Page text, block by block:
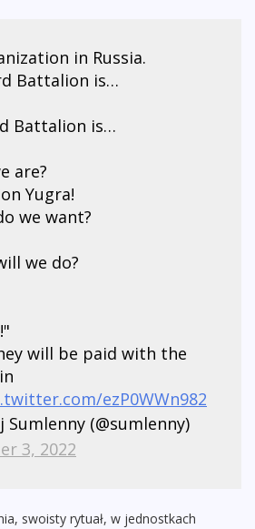
in Russia.
Battalion is…
Battalion is…
are?
Yugra!
we want?
we do?
will be paid with the
ezP0WWn982
(@sumlenny)
3, 2022
swoisty rytuał, w jednostkach